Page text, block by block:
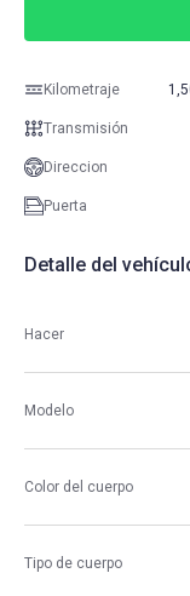
Kilometraje
Transmisión
Direccion
Puerta
Detalle del
Hacer
Modelo
Color del cuerpo
Tipo de cuerpo